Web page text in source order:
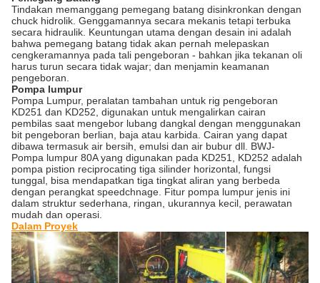
Tindakan memanggang pemegang batang disinkronkan dengan
chuck hidrolik. Genggamannya secara mekanis tetapi terbuka
secara hidraulik. Keuntungan utama dengan desain ini adalah
bahwa pemegang batang tidak akan pernah melepaskan
cengkeramannya pada tali pengeboran - bahkan jika tekanan oli
harus turun secara tidak wajar; dan menjamin keamanan
pengeboran.
Pompa lumpur
Pompa Lumpur, peralatan tambahan untuk rig pengeboran
KD251 dan KD252, digunakan untuk mengalirkan cairan
pembilas saat mengebor lubang dangkal dengan menggunakan
bit pengeboran berlian, baja atau karbida. Cairan yang dapat
dibawa termasuk air bersih, emulsi dan air bubur dll. BWJ-
Pompa lumpur 80A yang digunakan pada KD251, KD252 adalah
pompa pistion reciprocating tiga silinder horizontal, fungsi
tunggal, bisa mendapatkan tiga tingkat aliran yang berbeda
dengan perangkat speedchnage. Fitur pompa lumpur jenis ini
dalam struktur sederhana, ringan, ukurannya kecil, perawatan
mudah dan operasi.
Dalam Proyek